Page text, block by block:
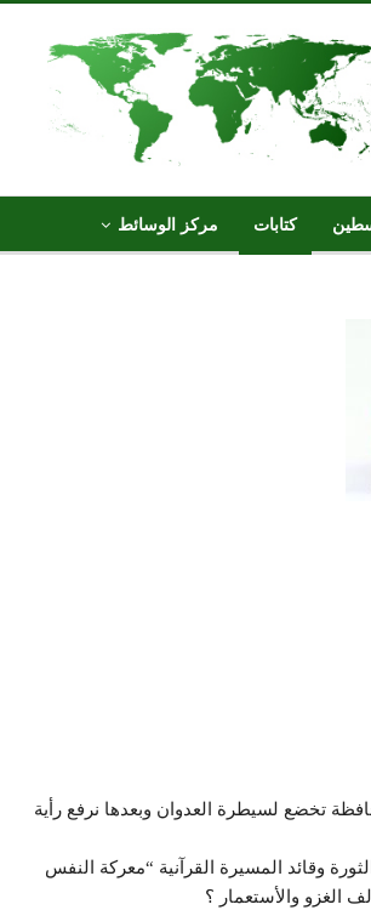
كتابات مركز الوسائط
تخضع لسيطرة العدوان وبعدها نرفع رأية
وقائد المسيرة القرآنية “معركة النفس
الغزو والأستعمار ؟